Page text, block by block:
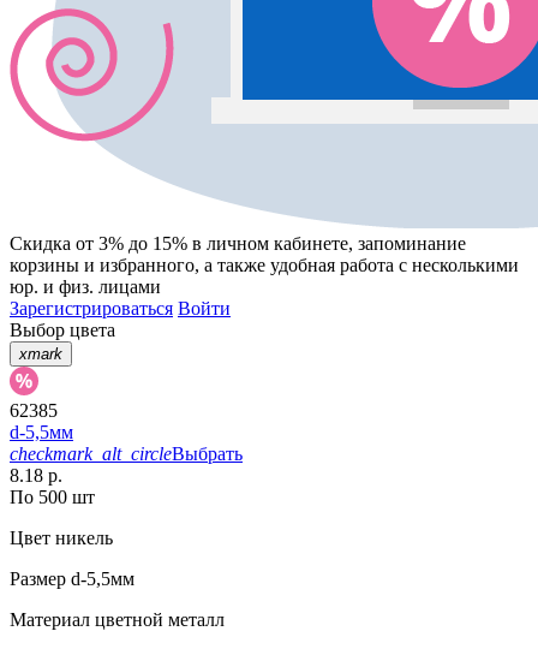
Скидка от 3% до 15% в личном кабинете, запоминание
корзины и избранного, а также удобная работа с несколькими
юр. и физ. лицами
Зарегистрироваться Войти
Выбор цвета
xmark
62385
d-5,5мм
checkmark_alt_circleВыбрать
8.18 р.
По 500 шт
Цвет никель
Размер d-5,5мм
Материал цветной металл